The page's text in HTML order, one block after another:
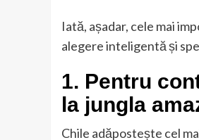
Iată, așadar, cele mai
alegere inteligentă și
1. Pentru
la jungla
Chile adăpostește cel